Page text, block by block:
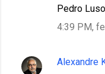
Pedro
4:39 PM,
Alexandre